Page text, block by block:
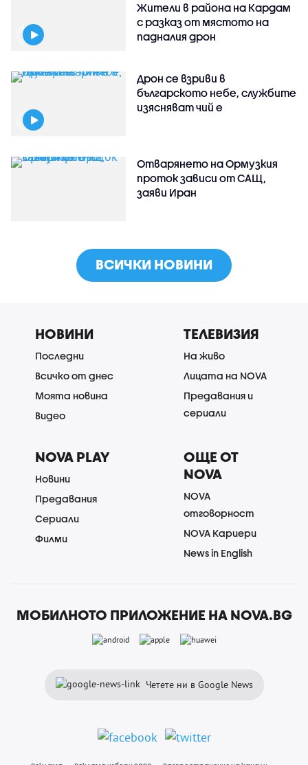
Жители в района на Кардам
с разказ от мястото на
падналия дрон
Дрон се взриви в
българското небе, службите
изясняват чий е
Отварянето на Ормузкия
проток зависи от САЩ,
заяви Иран
ВСИЧКИ НОВИНИ
НОВИНИ
Последни
Всичко от днес
Моята новина
Видео
ТЕЛЕВИЗИЯ
На живо
Лицата на NOVA
Предавания и
сериали
NOVA PLAY
Новини
Предавания
Сериали
Филми
ОЩЕ ОТ
NOVA
NOVA
отговорност
NOVA Кариери
News in English
МОБИЛНОТО ПРИЛОЖЕНИЕ НА NOVA.BG
Четете ни в Google News